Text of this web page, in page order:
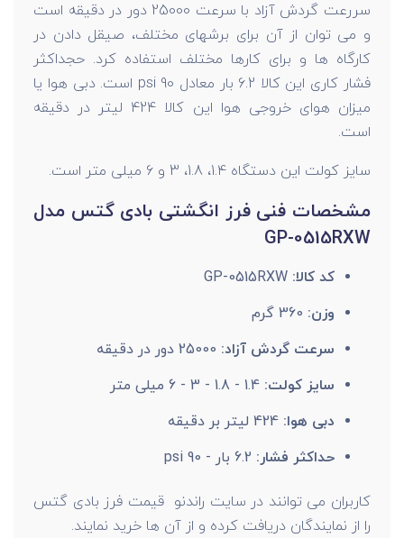
سررعت گردش آزاد با سرعت 25000 دور در دقیقه است
و می توان از آن برای برشهای مختلف، صیقل دادن در
کارگاه ها و برای کارها مختلف استفاده کرد. حجداکثر
فشار کاری این کالا 6.2 بار معادل 90 psi است. دبی هوا یا
میزان هوای خروجی هوا این کالا 424 لیتر در دقیقه
است.
سایز کولت این دستگاه 1.4، 1.8، 3 و 6 میلی متر است.
مشخصات فنی فرز انگشتی بادی گتس مدل
GP-0515RXW
کد کالا:GP-0515RXW
وزن:
سرعت گردش آزاد: 25000 دور در دقیقه
سایز کولت: 1.4 - 1.8 - 3 - 6 میلی متر
دبی هوا: 424 لیتر بر دقیقه
حداکثر فشار:
کاربران می توانند در سایت راندنو قیمت فرز بادی گتس
را از نمایندگان دریافت کرده و از آن ها خرید نمایند.